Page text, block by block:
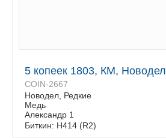
5 копеек 1803, КМ, Новодел
COIN-2667
Новодел, Редкие
Медь
Александр 1
Биткин: H414 (R2)